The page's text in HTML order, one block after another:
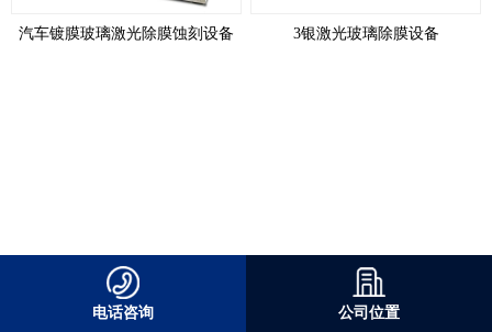
汽车镀膜玻璃激光除膜蚀刻设备 3银激光玻璃除膜设备
电话咨询 公司位置